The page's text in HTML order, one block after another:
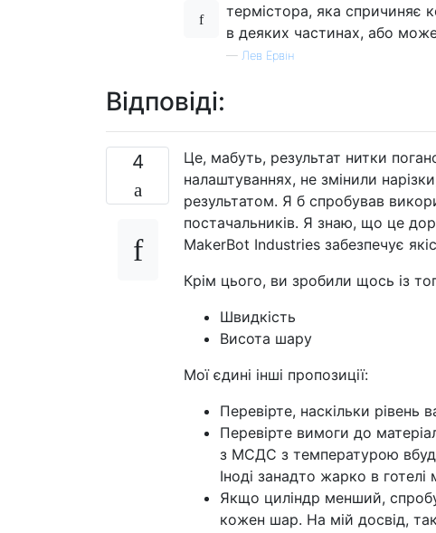
термістора, яка спричиняє
в деяких частинах, або
— Лев Ервін
Відповіді:
4
Це, мабуть, результат нитки
налаштуваннях, не змінили
результатом. Я б спробував
постачальників. Я знаю, що це
MakerBot Industries забезпечує
Крім цього, ви зробили щось із
Швидкість
Висота шару
Мої єдині інші пропозиції:
Перевірте, наскільки рівень
Перевірте вимоги до
з МСДС з температурою
Іноді занадто жарко в
Якщо циліндр менший,
кожен шар. На мій досвід,